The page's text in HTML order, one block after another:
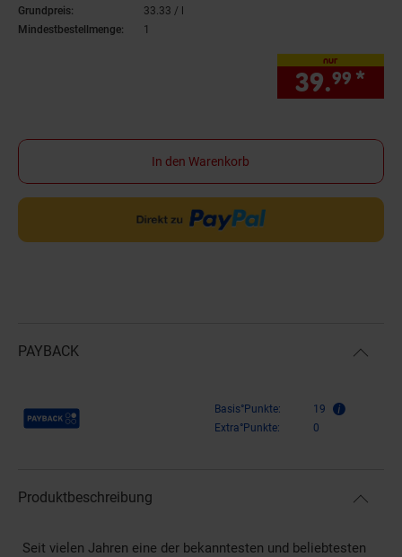
Grundpreis: 33.33 / l
Mindestbestellmenge:
1
nur
39.99 *
In den Warenkorb
PAYBACK
Payback Punkte Basis°Punkte:
19
Extra°Punkte:
0
Produktbeschreibung
Seit vielen Jahren eine der bekanntesten und beliebtesten